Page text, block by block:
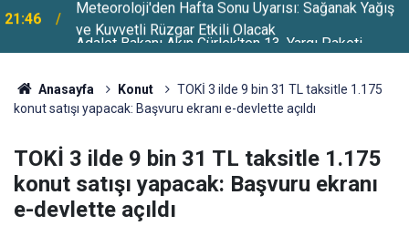
21:20
Adalet Bakanı Akın Gürlek'ten 13. Yargı Paketi
Açıklaması Geldi
Anasayfa Konut
TOKİ 3 ilde 9 bin 31 TL taksitle 1.175
konut satışı yapacak: Başvuru ekranı e-devlette açıldı
TOKİ 3 ilde 9 bin 31 TL taksitle 1.175
konut satışı yapacak: Başvuru ekranı
e-devlette açıldı